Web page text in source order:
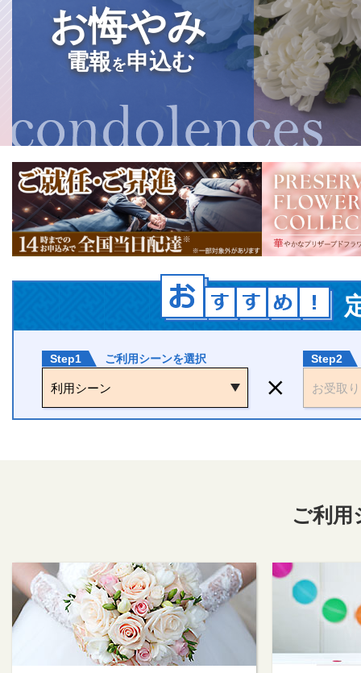
お悔やみ
電報を申込む
Step1 ご利用シーンを選択 Step2
利用シーン お受取
ご利用